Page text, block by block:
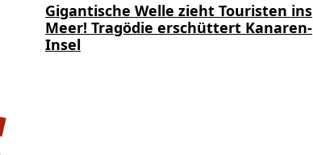
Gigantische Welle zieht Touristen ins
Meer! Tragödie erschüttert Kanaren-
Insel